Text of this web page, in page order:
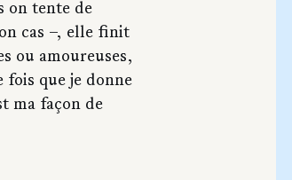
on tente de
cas –, elle finit
ou amoureuses,
fois que je donne
ma façon de